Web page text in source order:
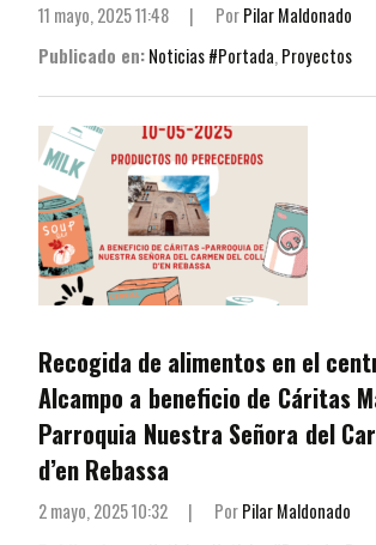
11 mayo, 2025 11:48 | PorPilar Maldonado
Publicado en:Noticias #Portada,Proyectos
Recogida de alimentos en el
Alcampo a beneficio de Cáritas
Parroquia Nuestra Señora del
d’en Rebassa
2 mayo, 2025 10:32 | PorPilar Maldonado